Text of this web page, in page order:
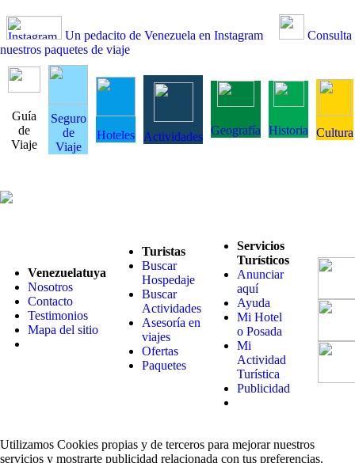
Un pedacito de Venezuela en Instagram
Consulta
nuestros paquetes de viaje
Guía
de
Viaje
Seguro
de
Viaje
Hoteles Actividades Geografía Historia Cultura
Venezuelatuya
Nosotros
Contacto
Testimonios
Mapa del sitio
Turistas
Buscar
Hospedaje
Buscar
Actividades
Asesoría en
viajes
Ofertas
Paquetes
Servicios
Turísticos
Anunciar
aquí
Ayuda
Mi Hotel
o Posada
Mi
Actividad
Turística
Publicidad
Utilizamos Cookies propias y de terceros para mejorar nuestros
servicios y mostrarte publicidad relacionada con tus preferencias.